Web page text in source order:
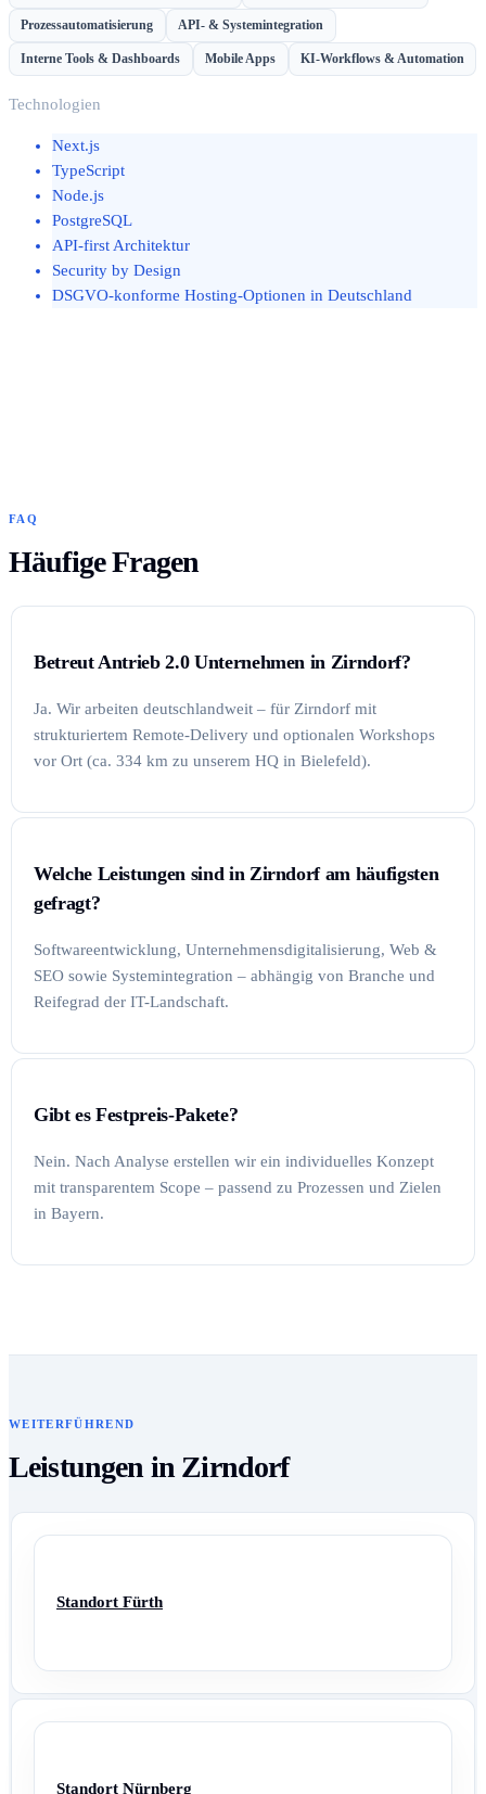
Prozessautomatisierung API- & Systemintegration
Interne Tools & Dashboards Mobile Apps KI-Workflows & Automation
Technologien
Next.js
TypeScript
Node.js
PostgreSQL
API-first Architektur
Security by Design
DSGVO-konforme Hosting-Optionen in Deutschland
FAQ
Häufige Fragen
Betreut Antrieb 2.0 Unternehmen in Zirndorf?
Ja. Wir arbeiten deutschlandweit – für Zirndorf mit
strukturiertem Remote-Delivery und optionalen Workshops
vor Ort (ca. 334 km zu unserem HQ in Bielefeld).
Welche Leistungen sind in Zirndorf am häufigsten
gefragt?
Softwareentwicklung, Unternehmensdigitalisierung, Web &
SEO sowie Systemintegration – abhängig von Branche und
Reifegrad der IT-Landschaft.
Gibt es Festpreis-Pakete?
Nein. Nach Analyse erstellen wir ein individuelles Konzept
mit transparentem Scope – passend zu Prozessen und Zielen
in Bayern.
WEITERFÜHREND
Leistungen in Zirndorf
Standort Fürth
Standort Nürnberg